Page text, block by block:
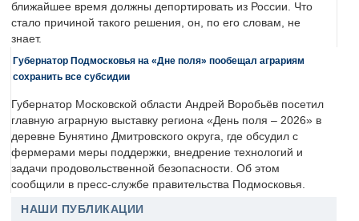
ближайшее время должны депортировать из России. Что
стало причиной такого решения, он, по его словам, не
знает.
Губернатор Подмосковья на «Дне поля» пообещал аграриям
сохранить все субсидии
Губернатор Московской области Андрей Воробьёв посетил
главную аграрную выставку региона «День поля – 2026» в
деревне Бунятино Дмитровского округа, где обсудил с
фермерами меры поддержки, внедрение технологий и
задачи продовольственной безопасности. Об этом
сообщили в пресс-службе правительства Подмосковья.
НАШИ ПУБЛИКАЦИИ